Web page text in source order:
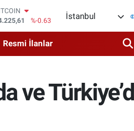
%0
%-0.08
%70
İstanbul
Resmi İlanlar
ve